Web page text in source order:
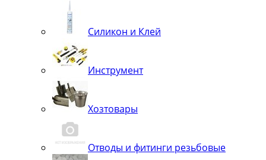
Силикон и Клей
Инструмент
Хозтовары
Отводы и фитинги резьбовые